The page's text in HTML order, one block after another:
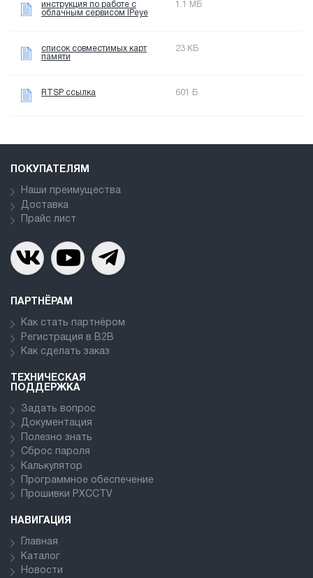
инструкция по работе с
облачным сервисом IPeye
1.1 МБ
список совместимых карт
памяти
23 КБ
RTSP ссылка 601 Б
ПОКУПАТЕЛЯМ
Наши преимущества
Доставка
Прайс лист
ПАРТНЁРАМ
Как стать партнёром
Регистрация в В2В
Как сделать заказ
ТЕХНИЧЕСКАЯ
ПОДДЕРЖКА
Задать вопрос
Документация
Полезно знать
Сброс пароля
Калькулятор
Программное обеспечение
Прошивки PXCCTV
НАВИГАЦИЯ
Главная
Каталог
Новости